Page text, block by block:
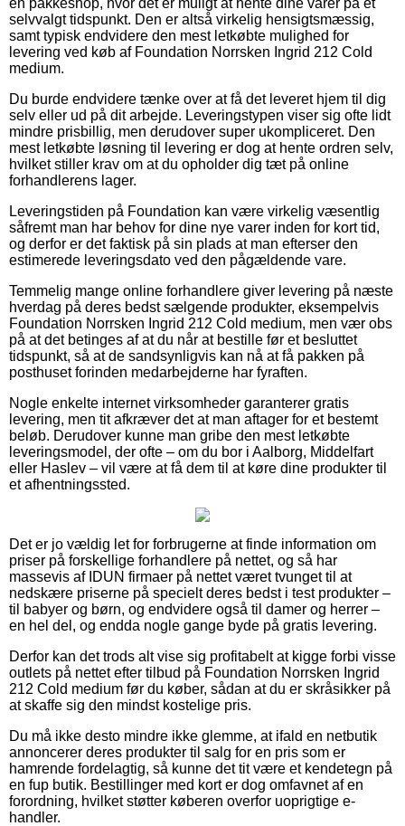
selvvalgt tidspunkt. Den er altså virkelig hensigtsmæssig,
samt typisk endvidere den mest letkøbte mulighed for
levering ved køb af Foundation Norrsken Ingrid 212 Cold
medium.
Du burde endvidere tænke over at få det leveret hjem til dig
selv eller ud på dit arbejde. Leveringstypen viser sig ofte lidt
mindre prisbillig, men derudover super ukompliceret. Den
mest letkøbte løsning til levering er dog at hente ordren selv,
hvilket stiller krav om at du opholder dig tæt på online
forhandlerens lager.
Leveringstiden på Foundation kan være virkelig væsentlig
såfremt man har behov for dine nye varer inden for kort tid,
og derfor er det faktisk på sin plads at man efterser den
estimerede leveringsdato ved den pågældende vare.
Temmelig mange online forhandlere giver levering på næste
hverdag på deres bedst sælgende produkter, eksempelvis
Foundation Norrsken Ingrid 212 Cold medium, men vær obs
på at det betinges af at du når at bestille før et besluttet
tidspunkt, så at de sandsynligvis kan nå at få pakken på
posthuset forinden medarbejderne har fyraften.
Nogle enkelte internet virksomheder garanterer gratis
levering, men tit afkræver det at man aftager for et bestemt
beløb. Derudover kunne man gribe den mest letkøbte
leveringsmodel, der ofte – om du bor i Aalborg, Middelfart
eller Haslev – vil være at få dem til at køre dine produkter til
et afhentningssted.
Det er jo vældig let for forbrugerne at finde information om
priser på forskellige forhandlere på nettet, og så har
massevis af IDUN firmaer på nettet været tvunget til at
nedskære priserne på specielt deres bedst i test produkter –
til babyer og børn, og endvidere også til damer og herrer –
en hel del, og endda nogle gange byde på gratis levering.
Derfor kan det trods alt vise sig profitabelt at kigge forbi visse
outlets på nettet efter tilbud på Foundation Norrsken Ingrid
212 Cold medium før du køber, sådan at du er skråsikker på
at skaffe sig den mindst kostelige pris.
Du må ikke desto mindre ikke glemme, at ifald en netbutik
annoncerer deres produkter til salg for en pris som er
hamrende fordelagtig, så kunne det tit være et kendetegn på
en fup butik. Bestillinger med kort er dog omfavnet af en
forordning, hvilket støtter køberen overfor uoprigtige e-
handler.